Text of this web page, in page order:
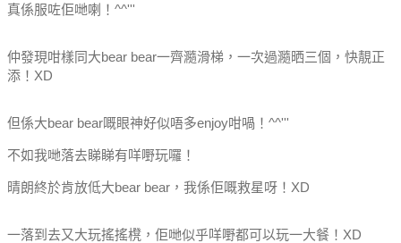
真係服咗佢哋喇！^^'''
仲發現咁樣同大bear bear一齊瀡滑梯，一次過瀡晒三個，快靚正
添！XD
但係大bear bear嘅眼神好似唔多enjoy咁喎！^^'''
不如我哋落去睇睇有咩嘢玩囉！
晴朗終於肯放低大bear bear，我係佢嘅救星呀！XD
一落到去又大玩搖搖櫈，佢哋似乎咩嘢都可以玩一大餐！XD